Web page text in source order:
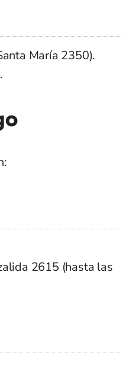
María 2350).
2615 (hasta las